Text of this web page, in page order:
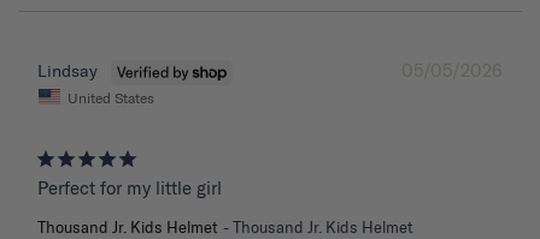
05/05/2026
Lindsay
United States
Perfect for my little girl
Thousand Jr. Kids Helmet Thousand Jr. Kids Helmet